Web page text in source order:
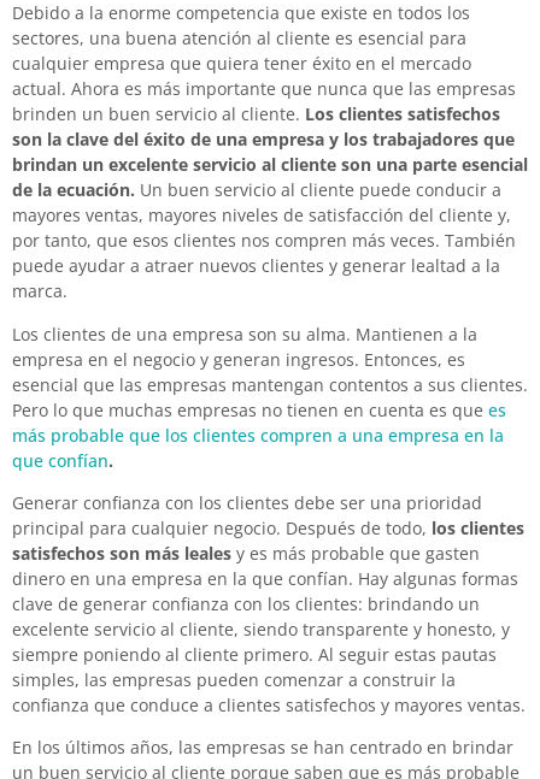
Debido a la enorme competencia que existe en todos los
sectores, una buena atención al cliente es esencial para
cualquier empresa que quiera tener éxito en el mercado
actual. Ahora es más importante que nunca que las empresas
brinden un buen servicio al cliente. Los clientes satisfechos
son la clave del éxito de una empresa y los trabajadores que
brindan un excelente servicio al cliente son una parte esencial
de la ecuación. Un buen servicio al cliente puede conducir a
mayores ventas, mayores niveles de satisfacción del cliente y,
por tanto, que esos clientes nos compren más veces. También
puede ayudar a atraer nuevos clientes y generar lealtad a la
marca.
Los clientes de una empresa son su alma. Mantienen a la
empresa en el negocio y generan ingresos. Entonces, es
esencial que las empresas mantengan contentos a sus clientes.
Pero lo que muchas empresas no tienen en cuenta es que es
más probable que los clientes compren a una empresa en la
que confían.
Generar confianza con los clientes debe ser una prioridad
principal para cualquier negocio. Después de todo, los clientes
satisfechos son más leales y es más probable que gasten
dinero en una empresa en la que confían. Hay algunas formas
clave de generar confianza con los clientes: brindando un
excelente servicio al cliente, siendo transparente y honesto, y
siempre poniendo al cliente primero. Al seguir estas pautas
simples, las empresas pueden comenzar a construir la
confianza que conduce a clientes satisfechos y mayores ventas.
En los últimos años, las empresas se han centrado en brindar
un buen servicio al cliente porque saben que es más probable